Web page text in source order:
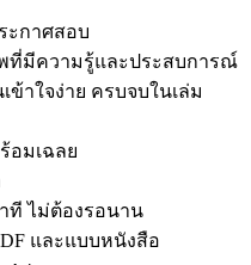
ะกาศสอบ
ที่มีความรู้และประสบการณ์
ข้าใจง่าย ครบจบในเล่ม
อมเฉลย
ที ไม่ต้องรอนาน
และแบบหนังสือ